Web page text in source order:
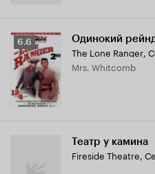
Рейтинг
Кинопоиска
6.6
6.6 Одинокий
The Lone Ranger,
Mrs. Whitcomb
Театр у камина
Fireside Theatre,